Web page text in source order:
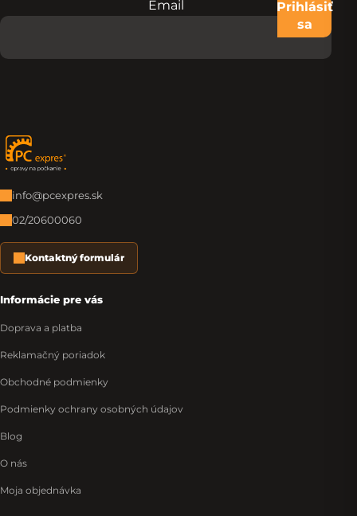
Nevypĺňajte toto pole:
Email
Prihlásiť
sa
Zápätie
info@pcexpres.sk
02/20600060
Kontaktný formulár
Informácie pre vás
Doprava a platba
Reklamačný poriadok
Obchodné podmienky
Podmienky ochrany osobných údajov
Blog
O nás
Moja objednávka